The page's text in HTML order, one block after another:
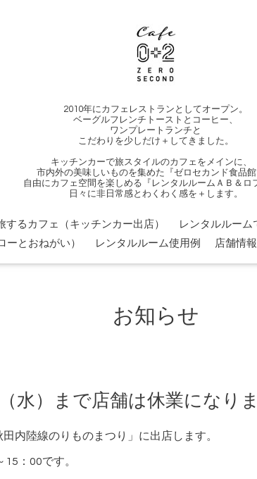
2010年にカフェレストランとしてオープン。
ベーグルフレンチトーストとコーヒー、
ワンプレートランチと
こだわりを少しだけ＋してきました。
キッチンカーで旅スタイルのカフェをメインに、
市内外の美味しいものを集めた『ゼロセカンド食品
自由にカフェ空間を楽しめる『レンタルルームＡＢ＆ロ
日々に非日常感とわくわく感を＋します。
するカフェ（キッチンカー出店）
レンタルルー
ーとおねがい）
レンタルルーム使用例 店舗情報
お知らせ
水）まで店舗は休業になり
内陸線のりものまつり」に出店します。
：00です。